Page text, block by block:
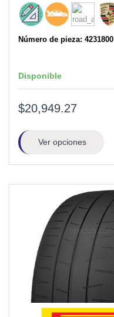
Número de pieza: 4231800
Disponible
$20,949.27
Ver opciones